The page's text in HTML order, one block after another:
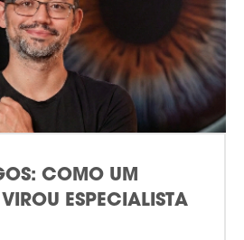
COMO UM
ESPECIALISTA